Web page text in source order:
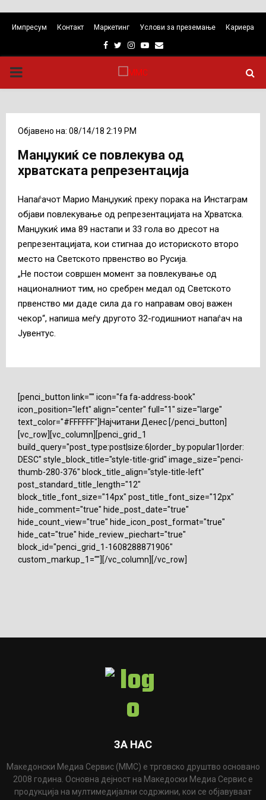
Импресум Контакт Маркетинг Услови за преземање Кариера
Facebook
TwitterInstagram
Youtube
Email
PRIMARY
Објавено на: 08/14/18 2:19 PM
Манџукиќ се повлекува од
хрватската репрезентација
Напаѓачот Марио Манџукиќ преку порака на Инстаграм
објави повлекување од репрезентацијата на Хрватска.
Манџукиќ има 89 настапи и 33 гола во дресот на
репрезентацијата, кои стигнаа до историското второ
место на Светското првенство во Русија.
„Не постои совршен момент за повлекување од
националниот тим, но сребрен медал од Светското
првенство ми даде сила да го направам овој важен
чекор“, напиша меѓу другото 32-годишниот напаѓач на
Јувентус.
[penci_button link="" icon="fa fa-address-book"
icon_position="left" align="center" full="1" size="large"
text_color="#FFFFFF"]Најчитани Денес [/penci_button]
[vc_row][vc_column][penci_grid_1
build_query="post_type:post|size:6|order_by:popular1|order:
DESC" style_block_title="style-title-grid" image_size="penci-
thumb-280-376" block_title_align="style-title-left"
post_standard_title_length="12"
block_title_font_size="14px" post_title_font_size="12px"
hide_comment="true" hide_post_date="true"
hide_count_view="true" hide_icon_post_format="true"
hide_cat="true" hide_review_piechart="true"
block_id="penci_grid_1-1608288871906"
custom_markup_1=""][/vc_column][/vc_row]
ЗА НАС
Македонски Медиа Сервис (ММС) е трговско друштво основано
2008 година. Основна дејност на Македоски Медиа Сервис е
продукција на мултимедијални содржини, кои се објавуваат